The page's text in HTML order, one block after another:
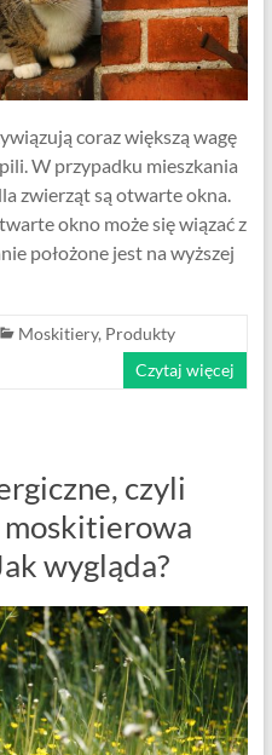
coraz większą wagę
W przypadku mieszkania
zwierząt są otwarte okna.
okno może się wiązać z
położone jest na wyższej
Moskitiery, Produkty
Czytaj więcej
czyli
moskitierowa
wygląda?